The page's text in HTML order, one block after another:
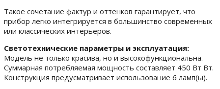
Такое сочетание фактур и оттенков гарантирует, что
прибор легко интегрируется в большинство современных
или классических интерьеров.
Светотехнические параметры и эксплуатация:
Модель не только красива, но и высокофункциональна.
Суммарная потребляемая мощность составляет 450 Вт Вт.
Конструкция предусматривает использование 6 ламп(ы).